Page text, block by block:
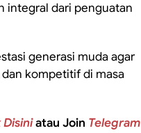
integral dari penguatan
generasi muda agar
kompetitif di masa
Disiniatau Join Telegram